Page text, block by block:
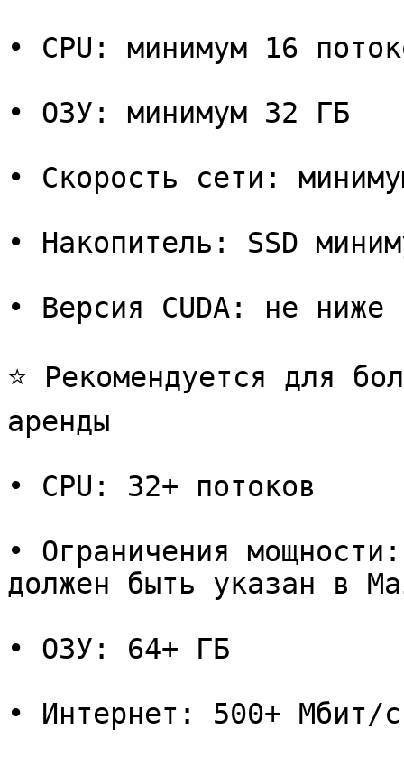
• CPU: минимум 16
• ОЗУ: минимум 32 ГБ
• Скорость сети:
• Накопитель: SSD
• Версия CUDA: не
⭐ Рекомендуется для
аренды
• CPU: 32+ потоков
• Ограничения
должен быть указан в
• ОЗУ: 64+ ГБ
• Интернет: 500+ Мбит/с